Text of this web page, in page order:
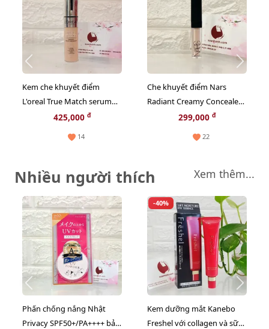
Kem che khuyết điểm
L'oreal True Match serum
concealer, tone #2R - sáng
425,000 đ
14
Che khuyết điểm Nars
Radiant Creamy Concealer
#Vanilla Light 2 - sáng tự
299,000 đ
22
Nhiều người thích Xem thêm...
Phấn chống nắng Nhật
Privacy SPF50+/PA++++ bảo
-40%
Kem dưỡng mắt Kanebo
Freshel với collagen và sữa